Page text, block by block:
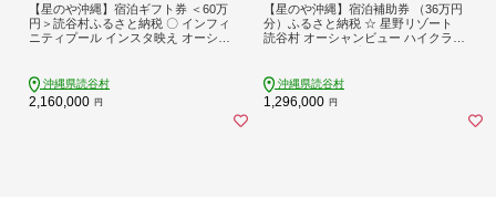
【星のや沖縄】宿泊ギフト券 ＜60万
円＞読谷村ふるさと納税 〇 インフィ
ニティプール インスタ映え オーシャ
読谷村 サンセットクルーズ 星野リゾ
ート 沖縄
沖縄県読谷村
2,160,000 円
【星のや沖縄】宿泊補助券 （36万円
分）ふるさと納税 ☆ 星野リゾート
読谷村 オーシャンビュー ハイクラス
青い海
沖縄県読谷村
1,296,000 円